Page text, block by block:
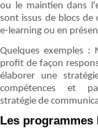
ou le maintien dans
sont issus de blocs de
e-learning ou en
Quelques exemples :
profit de façon
élaborer une
compétences et
stratégie de
Les programmes